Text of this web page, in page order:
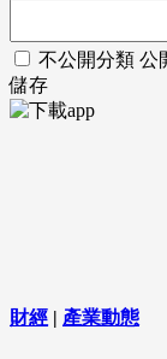
不公開分類 公
儲存
財經 | 產業動態